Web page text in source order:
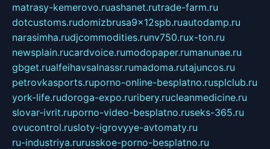
matrasy-kemerovo.ruashanet.rutrade-farm.ru
dotcustoms.rudomizbrusa9x12spb.ruautodamp.ru
narasimha.rudjcommodities.runv750.rux-ton.ru
newsplain.rucardvoice.rumodopaper.rumanunae.ru
gbget.rualfeihavsalnassr.rumadoma.rutajuncos.ru
petrovkasports.ruporno-online-besplatno.rusplclub.ru
york-life.rudoroga-expo.ruribery.rucleanmedicine.ru
slovar-ivrit.ruporno-video-besplatno.ruseks-365.ru
ovucontrol.rusloty-igrovyye-avtomaty.ru
ru-industriya.rurusskoe-porno-besplatno.ru